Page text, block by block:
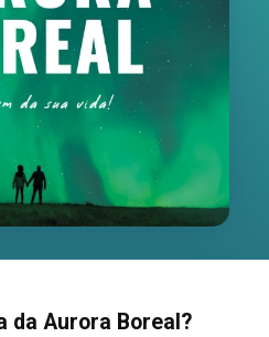
da Aurora Boreal?